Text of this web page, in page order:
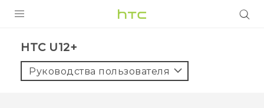
5G
HTC U12+‎
Руководства пользователя